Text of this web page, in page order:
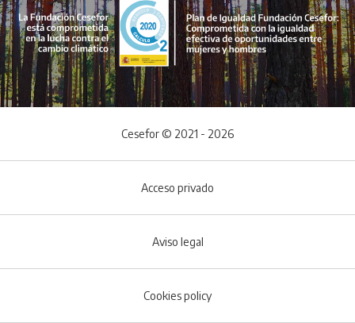
Cesefor © 2021 - 2026
Acceso privado
Aviso legal
Cookies policy